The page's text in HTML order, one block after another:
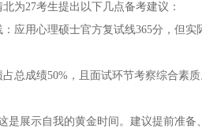
为27考生提出以下几点备考建议：
应用心理硕士官方复试线365分，但
总成绩50%，且面试环节考察综合素
是展示自我的黄金时间。建议提前准